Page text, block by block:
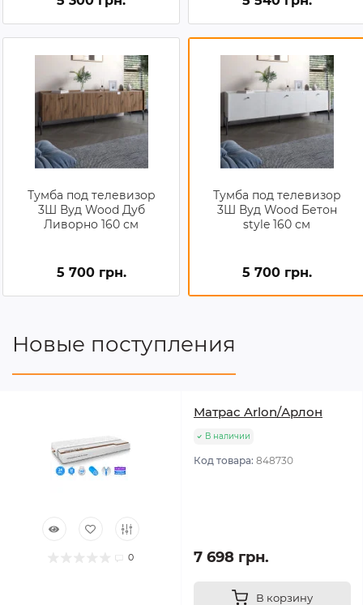
Тумба под телевизор
3Ш Вуд Wood Дуб
Ливорно 160 см
5 700 грн.
Тумба под телевизор
3Ш Вуд Wood Бетон
style 160 см
5 700 грн.
Новые поступления
0
Матрас Arlon/Арлон
В наличии
Код товара: 848730
7 698 грн.
В корзину